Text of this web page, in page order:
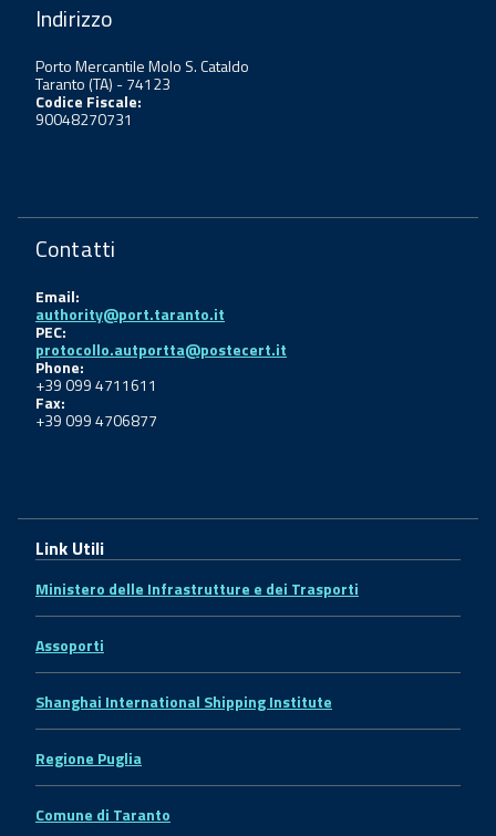
Indirizzo
Porto Mercantile Molo S. Cataldo
Taranto (TA) - 74123
Codice Fiscale:
90048270731
Contatti
Email:
authority@port.taranto.it
PEC:
protocollo.autportta@postecert.it
Phone:
+39 099 4711611
Fax:
+39 099 4706877
Link Utili
Ministero delle Infrastrutture e dei Trasporti
Assoporti
Shanghai International Shipping Institute
Regione Puglia
Comune di Taranto